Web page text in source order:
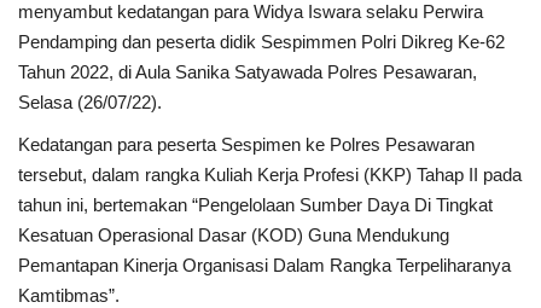
Informasi Journalism
Olahraga
Kesehatan
Layanan Publik
Perempuan/Anak
menyambut kedatangan para Widya Iswara selaku Perwira
Pendamping dan peserta didik Sespimmen Polri Dikreg Ke-62
Tahun 2022, di Aula Sanika Satyawada Polres Pesawaran,
Selasa (26/07/22).
Kedatangan para peserta Sespimen ke Polres Pesawaran
tersebut, dalam rangka Kuliah Kerja Profesi (KKP) Tahap II pada
tahun ini, bertemakan “Pengelolaan Sumber Daya Di Tingkat
Kesatuan Operasional Dasar (KOD) Guna Mendukung
Pemantapan Kinerja Organisasi Dalam Rangka Terpeliharanya
Kamtibmas”.